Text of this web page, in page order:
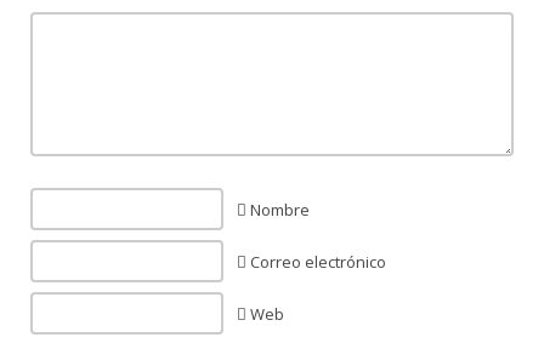
Nombre
Correo electrónico
Web